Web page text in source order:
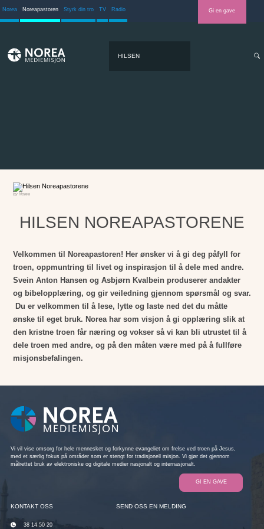
Norea Noreapastoren Styrk din tro TV Radio Gi en gave
HILSEN
Norea
HILSEN NOREAPASTORENE
Velkommen til Noreapastoren! Her ønsker vi å gi deg påfyll for
troen, oppmuntring til livet og inspirasjon til å dele med andre.
Svein Anton Hansen og Asbjørn Kvalbein produserer andakter
og bibelopplæring, og gir veiledning gjennom spørsmål og svar.
Du er velkommen til å lese, lytte og laste ned det du måtte
ønske til eget bruk. Norea har som visjon å gi opplæring slik at
den kristne troen får næring og vokser så vi kan bli utrustet til å
dele troen med andre, og på den måten være med på å fullføre
misjonsbefalingen.
Vi vil vise omsorg for hele mennesket og forkynne evangeliet om frelse ved troen på Jesus,
med et særlig fokus på områder som er stengt for tradisjonell misjon. Vi gjør det gjennom
målrettet bruk av elektroniske og digitale medier nasjonalt og internasjonalt.
GI EN GAVE
KONTAKT OSS
38 14 50 20
SEND OSS EN MELDING